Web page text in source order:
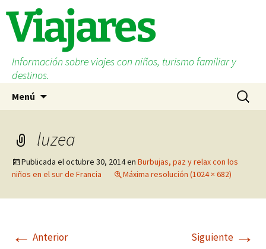
contenido
Viajares
Información sobre viajes con niños, turismo familiar y
destinos.
Menú Buscar:
luzea
Publicada eloctubre 30, 2014en Burbujas, paz y relax con los
niños en el sur de Francia
Máxima resolución (1024 × 682)
← Anterior Siguiente →